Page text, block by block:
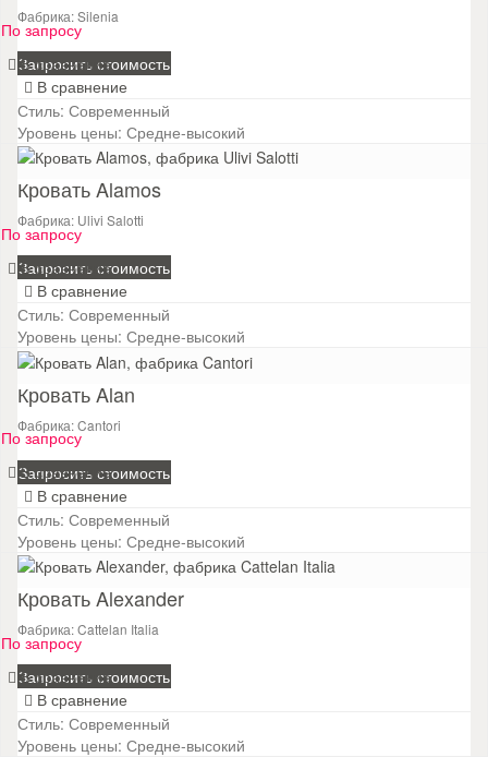
По запросу
В сравнение
Фабрика: Silenia
Запросить стоимость
В сравнение
Стиль: Современный
Уровень цены: Средне-высокий
По запросу
В сравнение
Кровать Alamos
Фабрика: Ulivi Salotti
Запросить стоимость
В сравнение
Стиль: Современный
Уровень цены: Средне-высокий
По запросу
В сравнение
Кровать Alan
Фабрика: Cantori
Запросить стоимость
В сравнение
Стиль: Современный
Уровень цены: Средне-высокий
По запросу
В сравнение
Кровать Alexander
Фабрика: Cattelan Italia
Запросить стоимость
В сравнение
Стиль: Современный
Уровень цены: Средне-высокий